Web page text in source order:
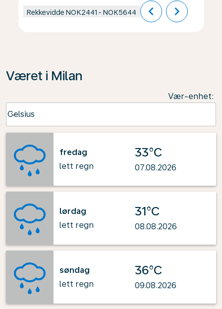
Rekkevidde NOK2441 - NOK5644 chevron_left chevron_right
Været i Milan
Vær-enhet:
Celsius
keyboard_arrow_down
fredag
lett regn
33°C
07.08.2026
lørdag
lett regn
31°C
08.08.2026
søndag
lett regn
36°C
09.08.2026